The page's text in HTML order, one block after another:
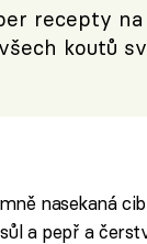
recepty
koutů
nasekaná
a pepř a